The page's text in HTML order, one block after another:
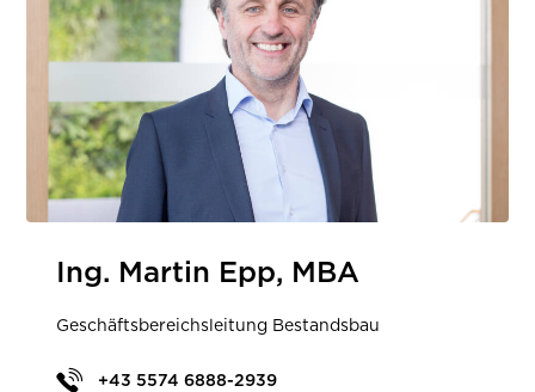
Ing. Martin Epp, MBA
Geschäftsbereichsleitung Bestandsbau
+43 5574 6888-2939